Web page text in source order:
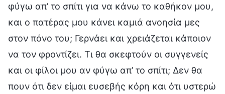
φύγω απ’ το σπίτι για να κάνω το καθήκον μου,
και ο πατέρας μου κάνει καμιά ανοησία μες
στον πόνο του; Γερνάει και χρειάζεται κάποιον
να τον φροντίζει. Τι θα σκεφτούν οι συγγενείς
και οι φίλοι μου αν φύγω απ’ το σπίτι; Δεν θα
πουν ότι δεν είμαι ευσεβής κόρη και ότι υστερώ